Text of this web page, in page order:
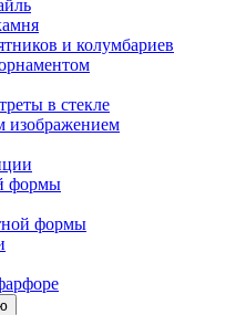
и колумбариев
в стекле
изображением
формы
формы